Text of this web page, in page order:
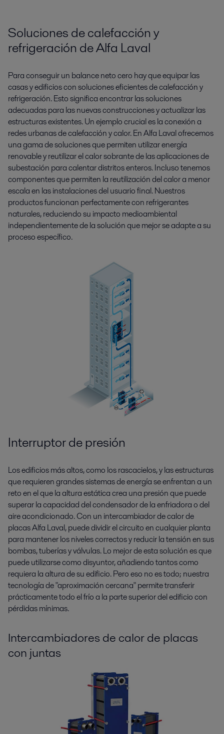
Soluciones de calefacción y
refrigeración de Alfa Laval
Para conseguir un balance neto cero hay que equipar las
casas y edificios con soluciones eficientes de calefacción y
refrigeración. Esto significa encontrar las soluciones
adecuadas para las nuevas construcciones y actualizar las
estructuras existentes. Un ejemplo crucial es la conexión a
redes urbanas de calefacción y calor. En Alfa Laval ofrecemos
una gama de soluciones que permiten utilizar energía
renovable y reutilizar el calor sobrante de las aplicaciones de
subestación para calentar distritos enteros. Incluso tenemos
componentes que permiten la reutilización del calor a menor
escala en las instalaciones del usuario final. Nuestros
productos funcionan perfectamente con refrigerantes
naturales, reduciendo su impacto medioambiental
independientemente de la solución que mejor se adapte a su
proceso específico.
Interruptor de presión
Los edificios más altos, como los rascacielos, y las estructuras
que requieren grandes sistemas de energía se enfrentan a un
reto en el que la altura estática crea una presión que puede
superar la capacidad del condensador de la enfriadora o del
aire acondicionado. Con un intercambiador de calor de
placas Alfa Laval, puede dividir el circuito en cualquier planta
para mantener los niveles correctos y reducir la tensión en sus
bombas, tuberías y válvulas. Lo mejor de esta solución es que
puede utilizarse como disyuntor, añadiendo tantos como
requiera la altura de su edificio. Pero eso no es todo; nuestra
tecnología de "aproximación cercana" permite transferir
prácticamente todo el frío a la parte superior del edificio con
pérdidas mínimas.
Intercambiadores de calor de placas
con juntas